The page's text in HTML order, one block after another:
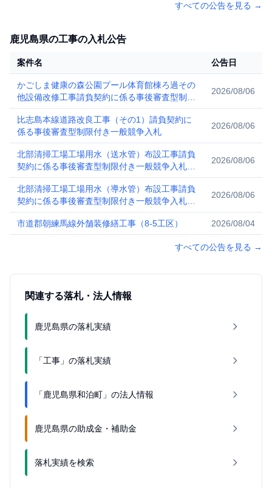
すべての公告を見る →
鹿児島県の工事の入札公告
案件名 公告日
かごしま健康の森公園プール体育館棟ろ過その
他設備改修工事請負契約に係る事後審査型制限
付き一般競争入札(公告）
2026/08/06
比志島本線道路改良工事（その1）請負契約に
係る事後審査型制限付き一般競争入札
2026/08/06
北部清掃工場工場用水（送水管）布設工事請負
契約に係る事後審査型制限付き一般競争入札
(公告）
2026/08/06
北部清掃工場工場用水（導水管）布設工事請負
契約に係る事後審査型制限付き一般競争入札
(公告）
2026/08/06
市道郡朝練馬線外舗装修繕工事（8-5工区） 2026/08/04
すべての公告を見る →
関連する落札・法人情報
鹿児島県の落札実績
「工事」の落札実績
「鹿児島県和泊町」の法人情報
鹿児島県の助成金・補助金
落札実績を検索